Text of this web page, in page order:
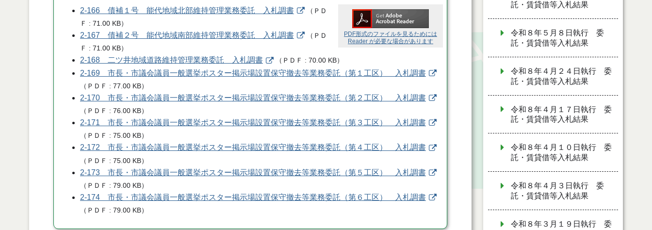
PDF形式のファイルを見るためには
Reader が必要な場合があります
2-166 債補１号 能代地域北部維持管理業務委託 入札調書 （ ＰＤ
Ｆ
71.00 KB）
2-167 債補２号 能代地域南部維持管理業務委託 入札調書 （ ＰＤ
Ｆ
71.00 KB）
2-168 二ツ井地域道路維持管理業務委託 入札調書 （ ＰＤＦ 70.00 KB）
2-169 市長・市議会議員一般選挙ポスター掲示場設置保守撤去等業務委託（第１工区） 入札調書
（ ＰＤＦ 77.00 KB）
2-170 市長・市議会議員一般選挙ポスター掲示場設置保守撤去等業務委託（第２工区） 入札調書
（ ＰＤＦ 76.00 KB）
2-171 市長・市議会議員一般選挙ポスター掲示場設置保守撤去等業務委託（第３工区） 入札調書
（ ＰＤＦ 75.00 KB）
2-172 市長・市議会議員一般選挙ポスター掲示場設置保守撤去等業務委託（第４工区） 入札調書
（ ＰＤＦ 75.00 KB）
2-173 市長・市議会議員一般選挙ポスター掲示場設置保守撤去等業務委託（第５工区） 入札調書
（ ＰＤＦ 79.00 KB）
2-174 市長・市議会議員一般選挙ポスター掲示場設置保守撤去等業務委託（第６工区） 入札調書
（ ＰＤＦ 79.00 KB）
託・賃貸借等入札結果
令和８年５月８日執行 委
託・賃貸借等入札結果
令和８年４月２４日執行 委
託・賃貸借等入札結果
令和８年４月１７日執行 委
託・賃貸借等入札結果
令和８年４月１０日執行 委
託・賃貸借等入札結果
令和８年４月３日執行 委
託・賃貸借等入札結果
令和８年３月１９日執行 委